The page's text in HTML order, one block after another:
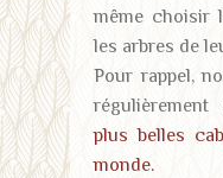
même choisir
les arbres de
Pour rappel,
plus belles
monde.